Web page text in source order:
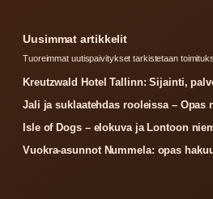
Uusimmat artikkelit
Tuoreimmat uutispaivitykset tarkistetaan
Kreutzwald Hotel Tallinn: Sijainti,
Jali ja suklaatehdas rooleissa – Opas
Isle of Dogs – elokuva ja Lontoon
Vuokra-asunnot Nummela: opas